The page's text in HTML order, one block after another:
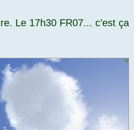
Le 17h30 FR07... c’est ça